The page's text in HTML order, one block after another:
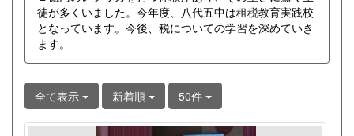
徒が多くいました。今年度、八代五中は租税教育実践校
となっています。今後、税についての学習を深めていき
ます。
全て表示 新着順 50件